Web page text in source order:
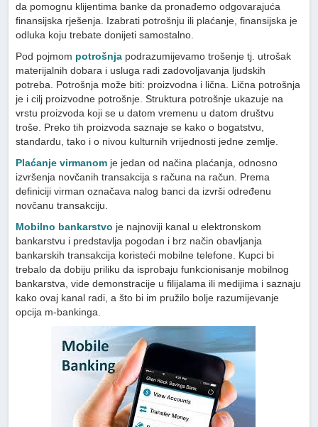
da pomognu klijentima banke da pronađemo odgovarajuća
finansijska rješenja. Izabrati potrošnju ili plaćanje, finansijska je
odluka koju trebate donijeti samostalno.
Pod pojmom potrošnja podrazumijevamo trošenje tj. utrošak
materijalnih dobara i usluga radi zadovoljavanja ljudskih
potreba. Potrošnja može biti: proizvodna i lična. Lična potrošnja
je i cilj proizvodne potrošnje. Struktura potrošnje ukazuje na
vrstu proizvoda koji se u datom vremenu u datom društvu
troše. Preko tih proizvoda saznaje se kako o bogatstvu,
standardu, tako i o nivou kulturnih vrijednosti jedne zemlje.
Plaćanje virmanom je jedan od načina plaćanja, odnosno
izvršenja novčanih transakcija s računa na račun. Prema
definiciji virman označava nalog banci da izvrši određenu
novčanu transakciju.
Mobilno bankarstvo je najnoviji kanal u elektronskom
bankarstvu i predstavlja pogodan i brz način obavljanja
bankarskih transakcija koristeći mobilne telefone. Kupci bi
trebalo da dobiju priliku da isprobaju funkcionisanje mobilnog
bankarstva, vide demonstracije u filijalama ili medijima i saznaju
kako ovaj kanal radi, a što bi im pružilo bolje razumijevanje
opcija m-bankinga.